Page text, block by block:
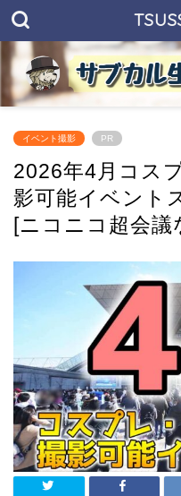
イベント撮影 PR
2026年4月コス
影可能イベント
[ニコニコ超会議